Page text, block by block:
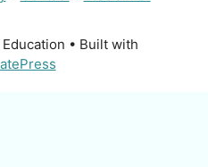
• Built with